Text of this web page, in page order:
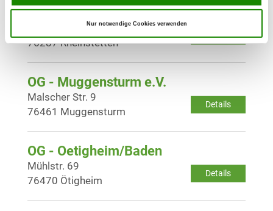
Nur notwendige Cookies verwenden
OG - Mörsch bei Karlsruhe
Details
Keplerstr. 105
76287 Rheinstetten
OG - Muggensturm e.V.
Details
Malscher Str. 9
76461 Muggensturm
OG - Oetigheim/Baden
Details
Mühlstr. 69
76470 Ötigheim